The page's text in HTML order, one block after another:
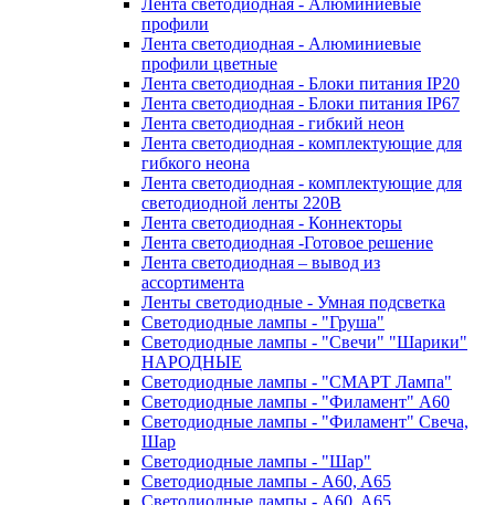
Лента светодиодная - Алюминиевые
профили
Лента светодиодная - Алюминиевые
профили цветные
Лента светодиодная - Блоки питания IP20
Лента светодиодная - Блоки питания IP67
Лента светодиодная - гибкий неон
Лента светодиодная - комплектующие для
гибкого неона
Лента светодиодная - комплектующие для
светодиодной ленты 220В
Лента светодиодная - Коннекторы
Лента светодиодная -Готовое решение
Лента светодиодная – вывод из
ассортимента
Ленты светодиодные - Умная подсветка
Светодиодные лампы - "Груша"
Светодиодные лампы - "Свечи" "Шарики"
НАРОДНЫЕ
Светодиодные лампы - "СМАРТ Лампа"
Светодиодные лампы - "Филамент" A60
Светодиодные лампы - "Филамент" Свеча,
Шар
Светодиодные лампы - "Шар"
Светодиодные лампы - A60, A65
Светодиодные лампы - A60, A65